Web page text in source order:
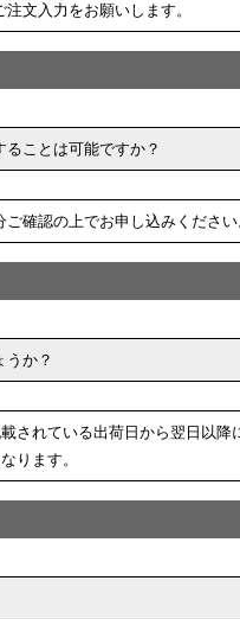
文入力をお願いします。
ことは可能ですか？
確認の上でお申し込みくださ
うか？
されている出荷日から翌日以降
ります。